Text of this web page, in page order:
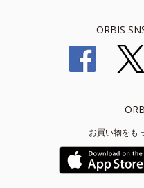
ORBIS
お買い物をも